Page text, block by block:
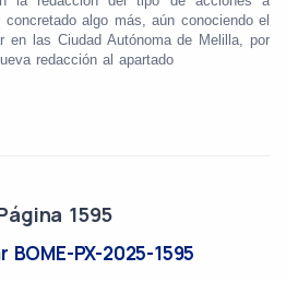
algo más, aún conociendo el
en las Ciudad Autónoma de Melilla, por
redacción al apartado
1595
BOME-PX-2025-1595